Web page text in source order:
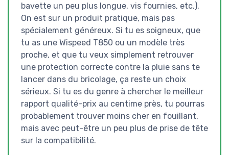
bavette un peu plus longue, vis fournies, etc.).
On est sur un produit pratique, mais pas
spécialement généreux. Si tu es soigneux, que
tu as une Wispeed T850 ou un modèle très
proche, et que tu veux simplement retrouver
une protection correcte contre la pluie sans te
lancer dans du bricolage, ça reste un choix
sérieux. Si tu es du genre à chercher le meilleur
rapport qualité-prix au centime près, tu pourras
probablement trouver moins cher en fouillant,
mais avec peut-être un peu plus de prise de tête
sur la compatibilité.